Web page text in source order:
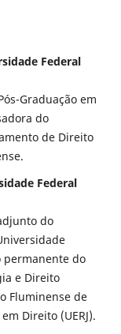
Federal
Graduação em
do
de Direito
Federal
do
permanente do
e Direito
Fluminense de
Direito (UERJ).